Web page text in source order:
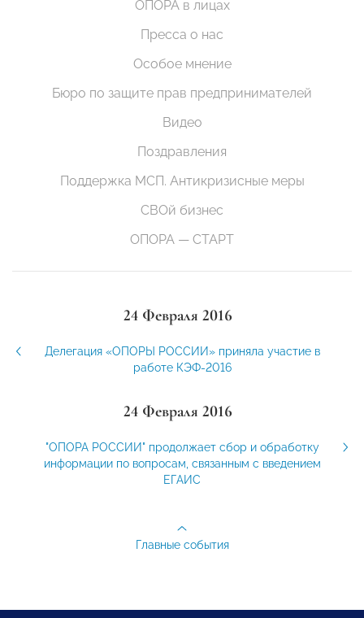
ОПОРА в лицах
Пресса о нас
Особое мнение
Бюро по защите прав предпринимателей
Видео
Поздравления
Поддержка МСП. Антикризисные меры
СВОй бизнес
ОПОРА — СТАРТ
24 Февраля 2016
Делегация «ОПОРЫ РОССИИ» приняла участие в
работе КЭФ-2016
24 Февраля 2016
"ОПОРА РОССИИ" продолжает сбор и обработку
информации по вопросам, связанным с введением
ЕГАИС
Главные события